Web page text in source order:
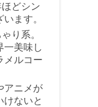
どシン
ます。
り系。
一美味し
メルコー
アニメが
けないと